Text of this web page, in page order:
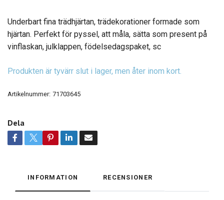
Underbart fina trädhjärtan, trädekorationer formade som
hjärtan. Perfekt för pyssel, att måla, sätta som present på
vinflaskan, julklappen, födelsedagspaket, sc
Produkten är tyvärr slut i lager, men åter inom kort.
Artikelnummer: 71703645
Dela
INFORMATION RECENSIONER